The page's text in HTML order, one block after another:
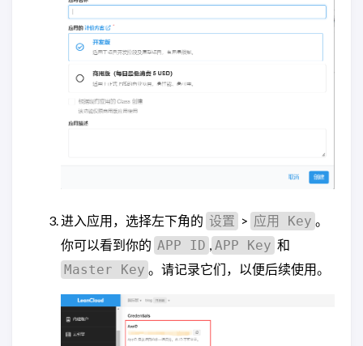
进入应用，选择左下角的 设置 > 应用 Key 。
你可以看到你的 APP ID , APP Key 和
Master Key 。请记录它们，以便后续使用。